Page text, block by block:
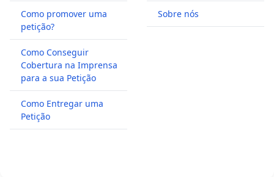
Como promover uma
petição?
Como Conseguir
Cobertura na Imprensa
para a sua Petição
Como Entregar uma
Petição
Sobre nós